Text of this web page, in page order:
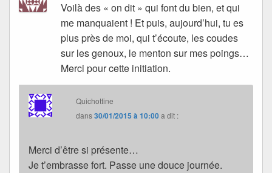
Voilà des « on dit » qui font du bien, et qui
me manquaient ! Et puis, aujourd’hui, tu es
plus près de moi, qui t’écoute, les coudes
sur les genoux, le menton sur mes poings…
Merci pour cette initiation.
Quichottine
dans30/01/2015 à 10:00a dit :
Merci d’être si présente…
Je t’embrasse fort. Passe une douce journée.